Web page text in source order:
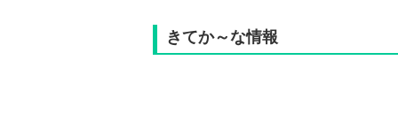
きてか～な情報